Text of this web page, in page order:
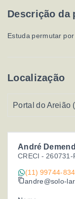
André
CRECI - 260731-
(11) 99744-
andre@solo-
Descrição da
Estuda permutar
Localização
Portal do Areião